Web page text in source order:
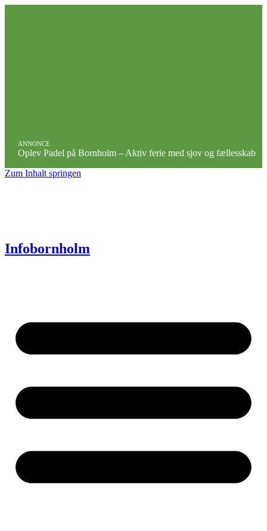
ANNONCE
Oplev Padel på Bornholm – Aktiv ferie med sjov og fællesskab
Zum Inhalt springen
Infobornholm